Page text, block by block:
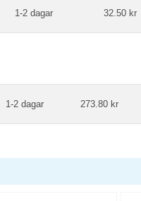
1-2 dagar 32.50 kr
1-2 dagar 273.80 kr